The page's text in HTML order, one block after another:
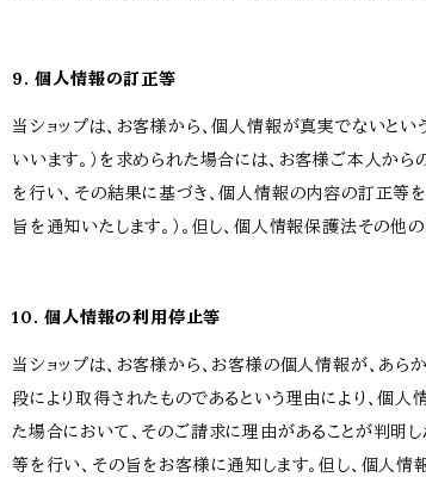
9. 個人情報の訂正等
当ショップは、お客様から、個人情報が真実でないと
いいます。）を求められた場合には、お客様ご本人か
を行い、その結果に基づき、個人情報の内容の訂正等
旨を通知いたします。）。但し、個人情報保護法その他
10. 個人情報の利用停止等
当ショップは、お客様から、お客様の個人情報が、あ
段により取得されたものであるという理由により、個
た場合において、そのご請求に理由があることが判明
等を行い、その旨をお客様に通知します。但し、個人